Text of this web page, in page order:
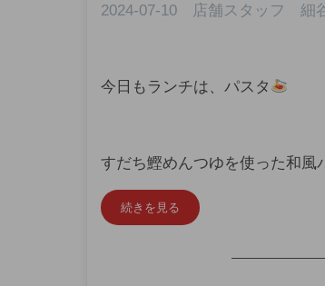
2024-07-10 店舗スタッフ 細
今日もランチは、パスタ
すだち鰹めんつゆを使った和風
続きを見る